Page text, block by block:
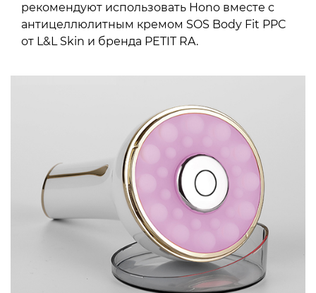
рекомендуют использовать Hono вместе с
антицеллюлитным кремом SOS Body Fit PPC
от L&L Skin и бренда PETIT RA.